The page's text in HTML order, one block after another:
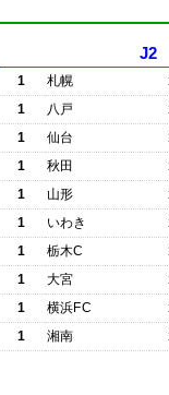
J2
1 札幌
1
八戸
1
仙台
1
秋田
1
山形
1
いわき
1
栃木C
1
大宮
1
横浜FC
1
湘南